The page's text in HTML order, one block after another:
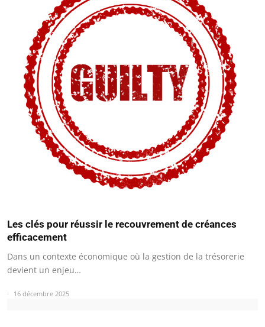
Les clés pour réussir le recouvrement de créances
efficacement
Dans un contexte économique où la gestion de la trésorerie
devient un enjeu…
16 décembre 2025